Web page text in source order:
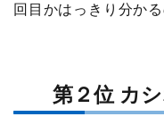
回目かはっきり分か
第２位 カ